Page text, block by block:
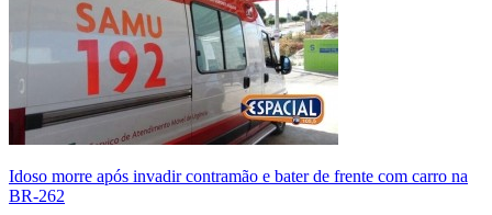
Idoso morre após invadir contramão e bater de frente com carro na
BR-262